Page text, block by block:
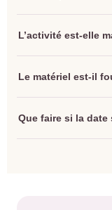
L’activité est-elle
Le matériel est-il
Que faire si la date